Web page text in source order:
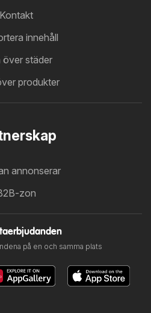
Kontakt
innehåll
över städer
produkter
annonserar
zon
på en och samma plats